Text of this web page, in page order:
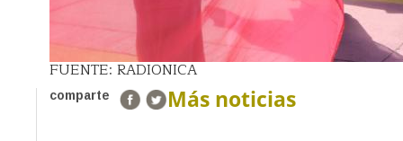
FUENTE: RADIONICA
comparte Más noticias